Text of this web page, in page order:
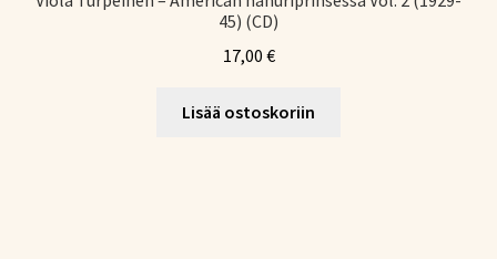
45) (CD)
17,00 €
Lisää ostoskoriin